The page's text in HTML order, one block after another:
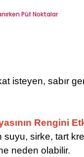
Püf Noktalar
isteyen, sabır
Rengini
sirke, tart
neden olabilir.